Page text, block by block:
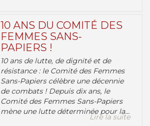
10 ANS DU COMITÉ DES
FEMMES SANS-
PAPIERS !
10 ans de lutte, de dignité et de
résistance : le Comité des Femmes
Sans-Papiers célèbre une décennie
de combats ! Depuis dix ans, le
Comité des Femmes Sans-Papiers
mène une lutte déterminée pour la...
Lire la suite